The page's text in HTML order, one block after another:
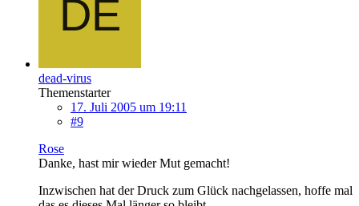
dead-virus
Themenstarter
17. Juli 2005 um 19:11
#9
Rose
Danke, hast mir wieder Mut gemacht!
Inzwischen hat der Druck zum Glück nachgelassen, hoffe mal